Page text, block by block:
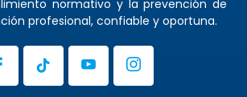
normativo y la prevención de
profesional, confiable y oportuna.